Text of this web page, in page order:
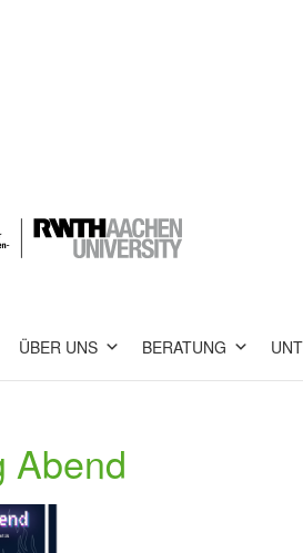
ÜBER UNS BERATUNG
Abend